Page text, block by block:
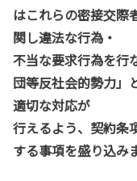
はこれらの密接交際
関し違法な行為・
不当な要求行為を行
団等反社会的勢力」
適切な対応が
行えるよう、契約条
する事項を盛り込み